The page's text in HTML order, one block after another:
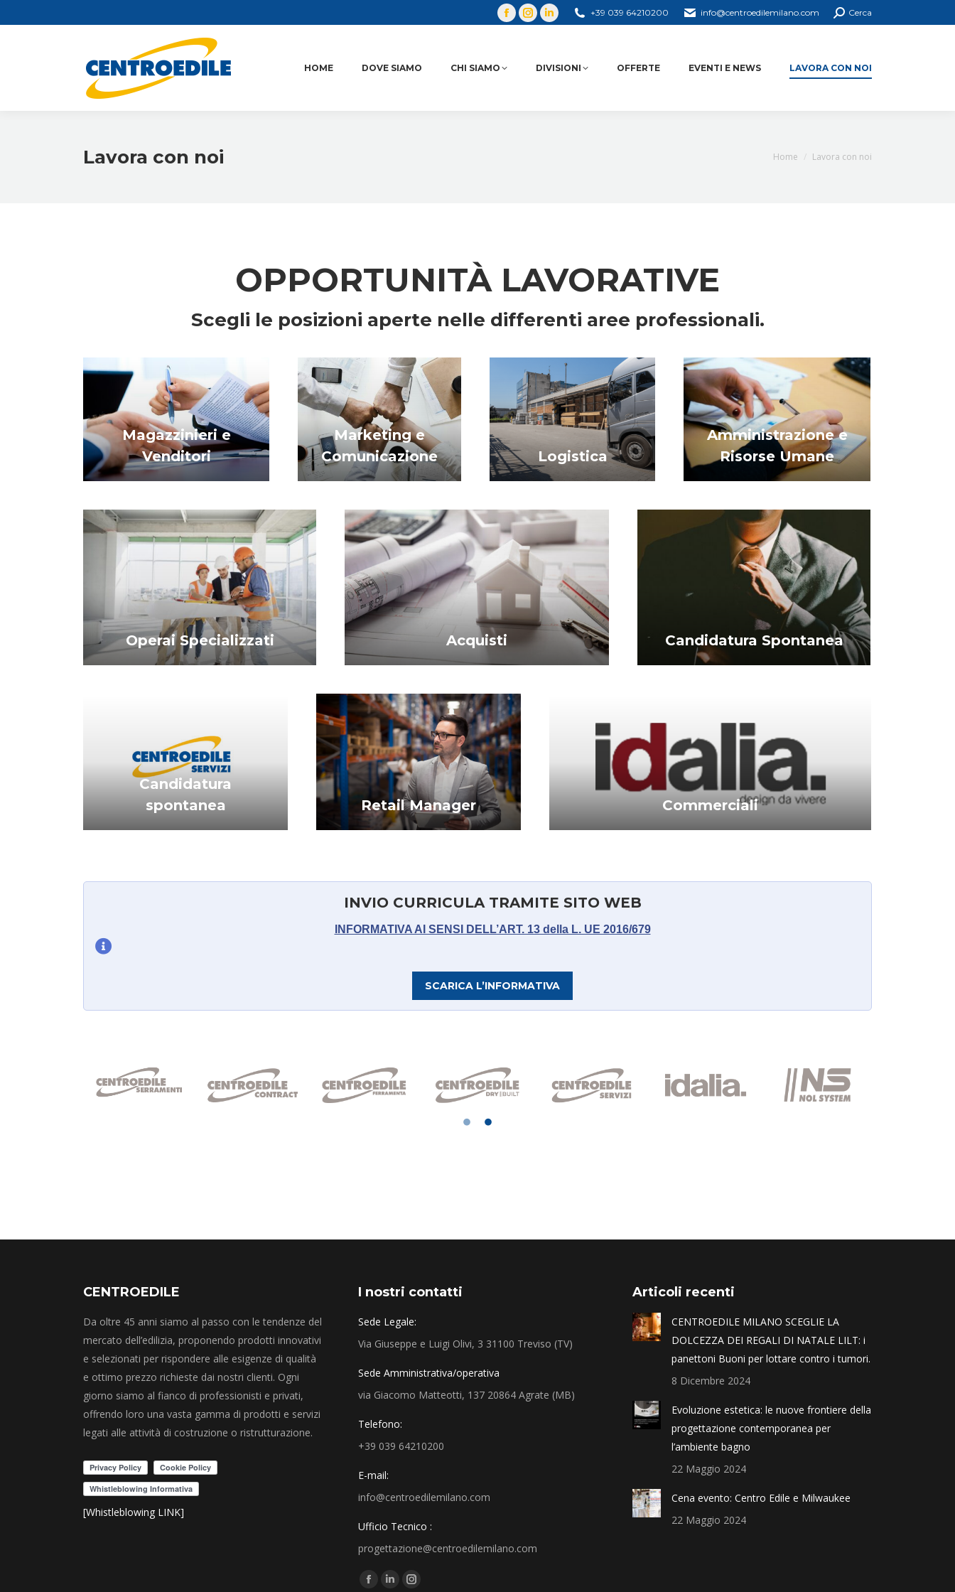
+39 039 64210200 info@centroedilemilano.com Cerca
HOME DOVE SIAMO CHI SIAMO DIVISIONI OFFERTE EVENTI E NEWS LAVORA CON NOI
Lavora con noi You are here:
Home Lavora con noi
OPPORTUNITÀ LAVORATIVE
Scegli le posizioni aperte nelle differenti aree professionali.
Magazzinieri e
Venditori
Marketing e
Comunicazione
Logistica
Amministrazione e
Risorse Umane
Operai Specializzati Acquisti Candidatura Spontanea
Candidatura
spontanea
Retail Manager Commerciali
INVIO CURRICULA TRAMITE SITO WEB
INFORMATIVA AI SENSI DELL’ART. 13 della L. UE 2016/679
SCARICA L’INFORMATIVA
CENTROEDILE
Da oltre 45 anni siamo al passo con le tendenze del
mercato dell’edilizia, proponendo prodotti innovativi
e selezionati per rispondere alle esigenze di qualità
e ottimo prezzo richieste dai nostri clienti. Ogni
giorno siamo al fianco di professionisti e privati,
offrendo loro una vasta gamma di prodotti e servizi
legati alle attività di costruzione o ristrutturazione.
[Whistleblowing LINK]
I nostri contatti
Sede Legale:
Via Giuseppe e Luigi Olivi, 3 31100 Treviso (TV)
Sede Amministrativa/operativa
via Giacomo Matteotti, 137 20864 Agrate (MB)
Telefono:
+39 039 64210200
E-mail:
info@centroedilemilano.com
Ufficio Tecnico :
progettazione@centroedilemilano.com
Find us on:
Articoli recenti
CENTROEDILE MILANO SCEGLIE LA
DOLCEZZA DEI REGALI DI NATALE LILT: i
panettoni Buoni per lottare contro i tumori.
8 Dicembre 2024
Evoluzione estetica: le nuove frontiere della
progettazione contemporanea per
l’ambiente bagno
22 Maggio 2024
Cena evento: Centro Edile e Milwaukee
22 Maggio 2024